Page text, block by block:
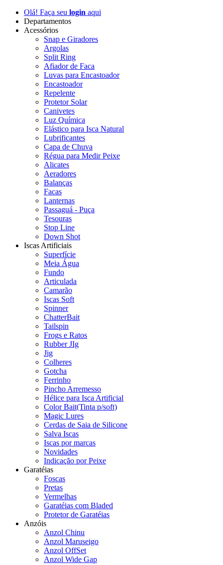
Olá! Faça seu login aqui
Departamentos
Acessórios
Snap e Giradores
Argolas
Split Ring
Afiador de Faca
Luvas para Encastoador
Encastoador
Repelente
Protetor Solar
Canivetes
Luz Química
Elástico para Isca Natural
Lubrificantes
Capa de Chuva
Régua para Medir Peixe
Alicates
Aeradores
Balanças
Facas
Lanternas
Passaguá - Puça
Tesouras
Stop Line
Down Shot
Iscas Artificiais
Superfície
Meia Água
Fundo
Articulada
Camarão
Iscas Soft
Spinner
ChatterBait
Tailspin
Frogs e Ratos
Rubber JIg
Jig
Colheres
Gotcha
Ferrinho
Pincho Arremesso
Hélice para Isca Artificial
Color Bait(Tinta p/soft)
Magic Lures
Cerdas de Saia de Silicone
Salva Iscas
Iscas por marcas
Novidades
Indicação por Peixe
Garatéias
Foscas
Pretas
Vermelhas
Garatéias com Bladed
Protetor de Garatéias
Anzóis
Anzol Chinu
Anzol Maruseigo
Anzol OffSet
Anzol Wide Gap